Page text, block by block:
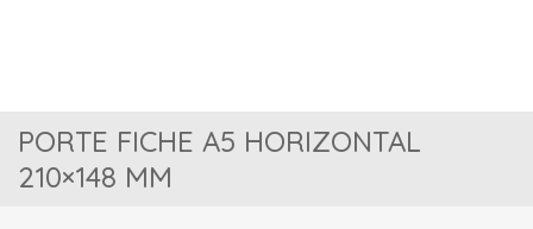
PORTE FICHE A5 HORIZONTAL
210×148 MM